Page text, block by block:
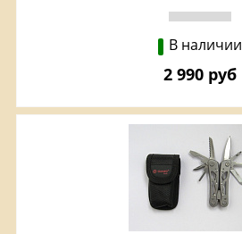
В наличии
2 990 руб